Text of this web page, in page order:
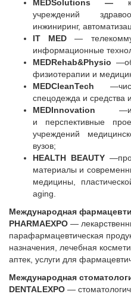
MEDSolutions —
учреждений
инжиниринг,
IT MED —
информационные
MEDRehab&Physio
физиотерапии и
MEDСleanTech
спецодежда и средства
MEDInnovation
и перспективные
учреждений
вузов;
HEALTH BEAUTY
материалы и
медицины,
aging.
Международная
PHARMAEXPO —
парафармацевтическая
назначения, лечебная
аптек, услуги для
Международная
DENTALEXPO —